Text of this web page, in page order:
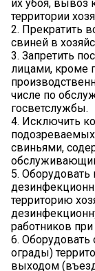
их убоя, вывоз
территории
2. Прекратить
свиней в
3. Запретить
лицами, кроме
числе по
госветслужбы.
4. Исключить
свиньями,
5.
территорию
работников
6. Оборудовать
ограды)
выходом